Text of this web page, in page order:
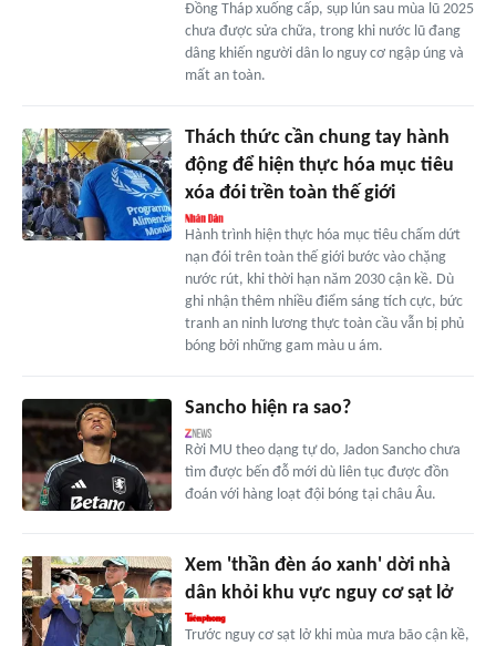
Đồng Tháp xuống cấp, sụp lún sau mùa lũ 2025
chưa được sửa chữa, trong khi nước lũ đang
dâng khiến người dân lo nguy cơ ngập úng và
mất an toàn.
Thách thức cần chung tay hành
động để hiện thực hóa mục tiêu
xóa đói trền toàn thế giới
Hành trình hiện thực hóa mục tiêu chấm dứt
nạn đói trên toàn thế giới bước vào chặng
nước rút, khi thời hạn năm 2030 cận kề. Dù
ghi nhận thêm nhiều điểm sáng tích cực, bức
tranh an ninh lương thực toàn cầu vẫn bị phủ
bóng bởi những gam màu u ám.
Sancho hiện ra sao?
Rời MU theo dạng tự do, Jadon Sancho chưa
tìm được bến đỗ mới dù liên tục được đồn
đoán với hàng loạt đội bóng tại châu Âu.
Xem 'thần đèn áo xanh' dời nhà
dân khỏi khu vực nguy cơ sạt lở
Trước nguy cơ sạt lở khi mùa mưa bão cận kề,